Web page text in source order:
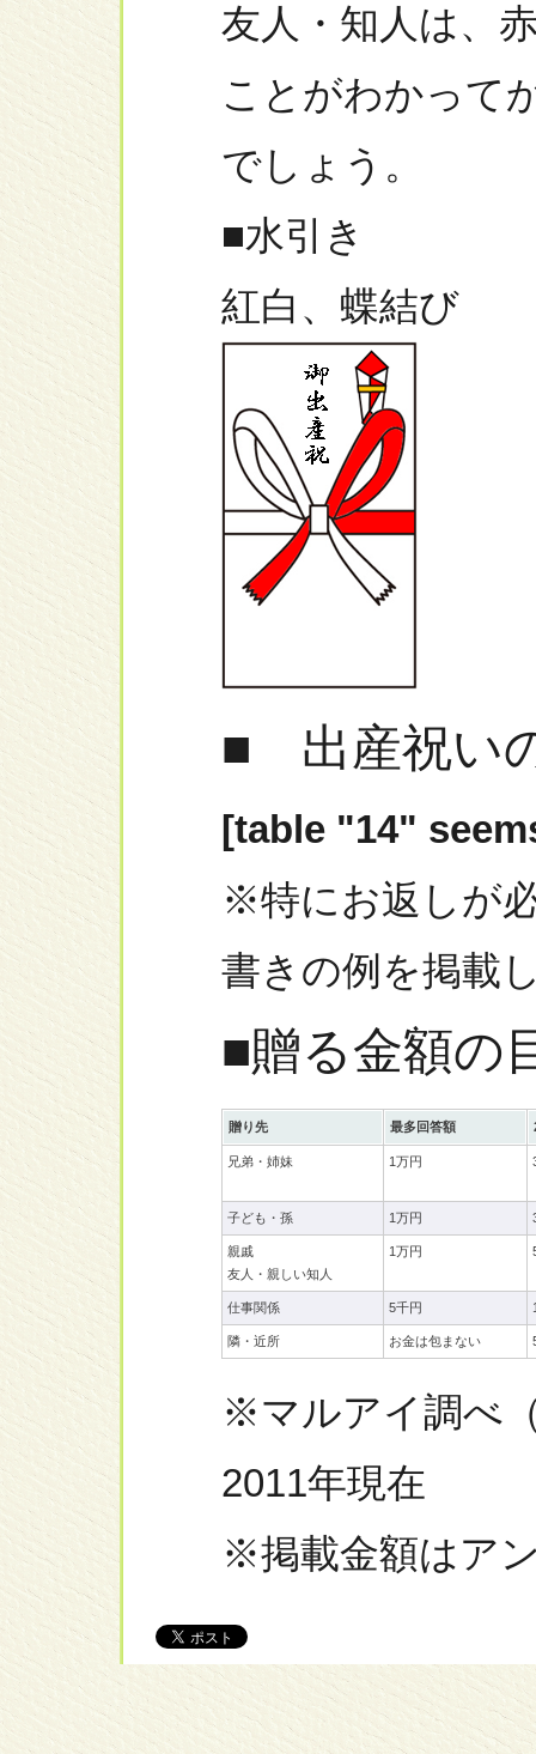
友人・知人は、
ことがわかって
でしょう。
■水引き
紅白、蝶結び
■ 出産祝い
[table "14"
※特にお返しが
書きの例を掲載
■贈る金額の
贈り先 最多回答額
兄弟・姉妹 1万円
子ども・孫 1万円
親戚
友人・親しい知人
1万円
仕事関係 5千円
隣・近所 お金は包まない
※マルアイ調べ
2011年現在
※掲載金額はア